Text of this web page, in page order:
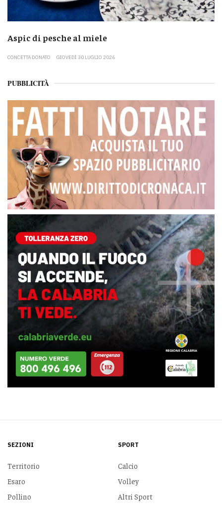
Aspic di pesche al miele
CONCETTA DONATO GIOVEDÌ 30 LUGLIO 2026
PUBBLICITÀ
SEZIONI
Territorio
Esaro
Pollino
SPORT
Calcio
Volley
Altri Sport